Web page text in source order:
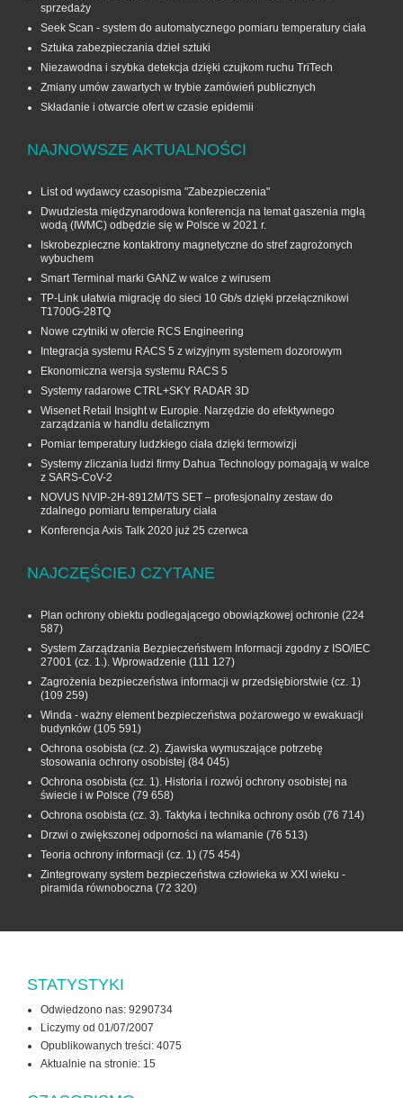
sprzedaży
Seek Scan - system do automatycznego pomiaru temperatury ciała
Sztuka zabezpieczania dzieł sztuki
Niezawodna i szybka detekcja dzięki czujkom ruchu TriTech
Zmiany umów zawartych w trybie zamówień publicznych
Składanie i otwarcie ofert w czasie epidemii
NAJNOWSZE AKTUALNOŚCI
List od wydawcy czasopisma "Zabezpieczenia"
Dwudziesta międzynarodowa konferencja na temat gaszenia mgłą
wodą (IWMC) odbędzie się w Polsce w 2021 r.
Iskrobezpieczne kontaktrony magnetyczne do stref zagrożonych
wybuchem
Smart Terminal marki GANZ w walce z wirusem
TP-Link ułatwia migrację do sieci 10 Gb/s dzięki przełącznikowi
T1700G‑28TQ
Nowe czytniki w ofercie RCS Engineering
Integracja systemu RACS 5 z wizyjnym systemem dozorowym
Ekonomiczna wersja systemu RACS 5
Systemy radarowe CTRL+SKY RADAR 3D
Wisenet Retail Insight w Europie. Narzędzie do efektywnego
zarządzania w handlu detalicznym
Pomiar temperatury ludzkiego ciała dzięki termowizji
Systemy zliczania ludzi firmy Dahua Technology pomagają w walce
z SARS-CoV-2
NOVUS NVIP-2H-8912M/TS SET – profesjonalny zestaw do
zdalnego pomiaru temperatury ciała
Konferencja Axis Talk 2020 już 25 czerwca
NAJCZĘŚCIEJ CZYTANE
Plan ochrony obiektu podlegającego obowiązkowej ochronie (224
587)
System Zarządzania Bezpieczeństwem Informacji zgodny z ISO/IEC
27001 (cz. 1.). Wprowadzenie (111 127)
Zagrożenia bezpieczeństwa informacji w przedsiębiorstwie (cz. 1)
(109 259)
Winda - ważny element bezpieczeństwa pożarowego w ewakuacji
budynków (105 591)
Ochrona osobista (cz. 2). Zjawiska wymuszające potrzebę
stosowania ochrony osobistej (84 045)
Ochrona osobista (cz. 1). Historia i rozwój ochrony osobistej na
świecie i w Polsce (79 658)
Ochrona osobista (cz. 3). Taktyka i technika ochrony osób (76 714)
Drzwi o zwiększonej odporności na włamanie (76 513)
Teoria ochrony informacji (cz. 1) (75 454)
Zintegrowany system bezpieczeństwa człowieka w XXI wieku -
piramida równoboczna (72 320)
STATYSTYKI
Odwiedzono nas: 9290734
Liczymy od 01/07/2007
Opublikowanych treści: 4075
Aktualnie na stronie: 15